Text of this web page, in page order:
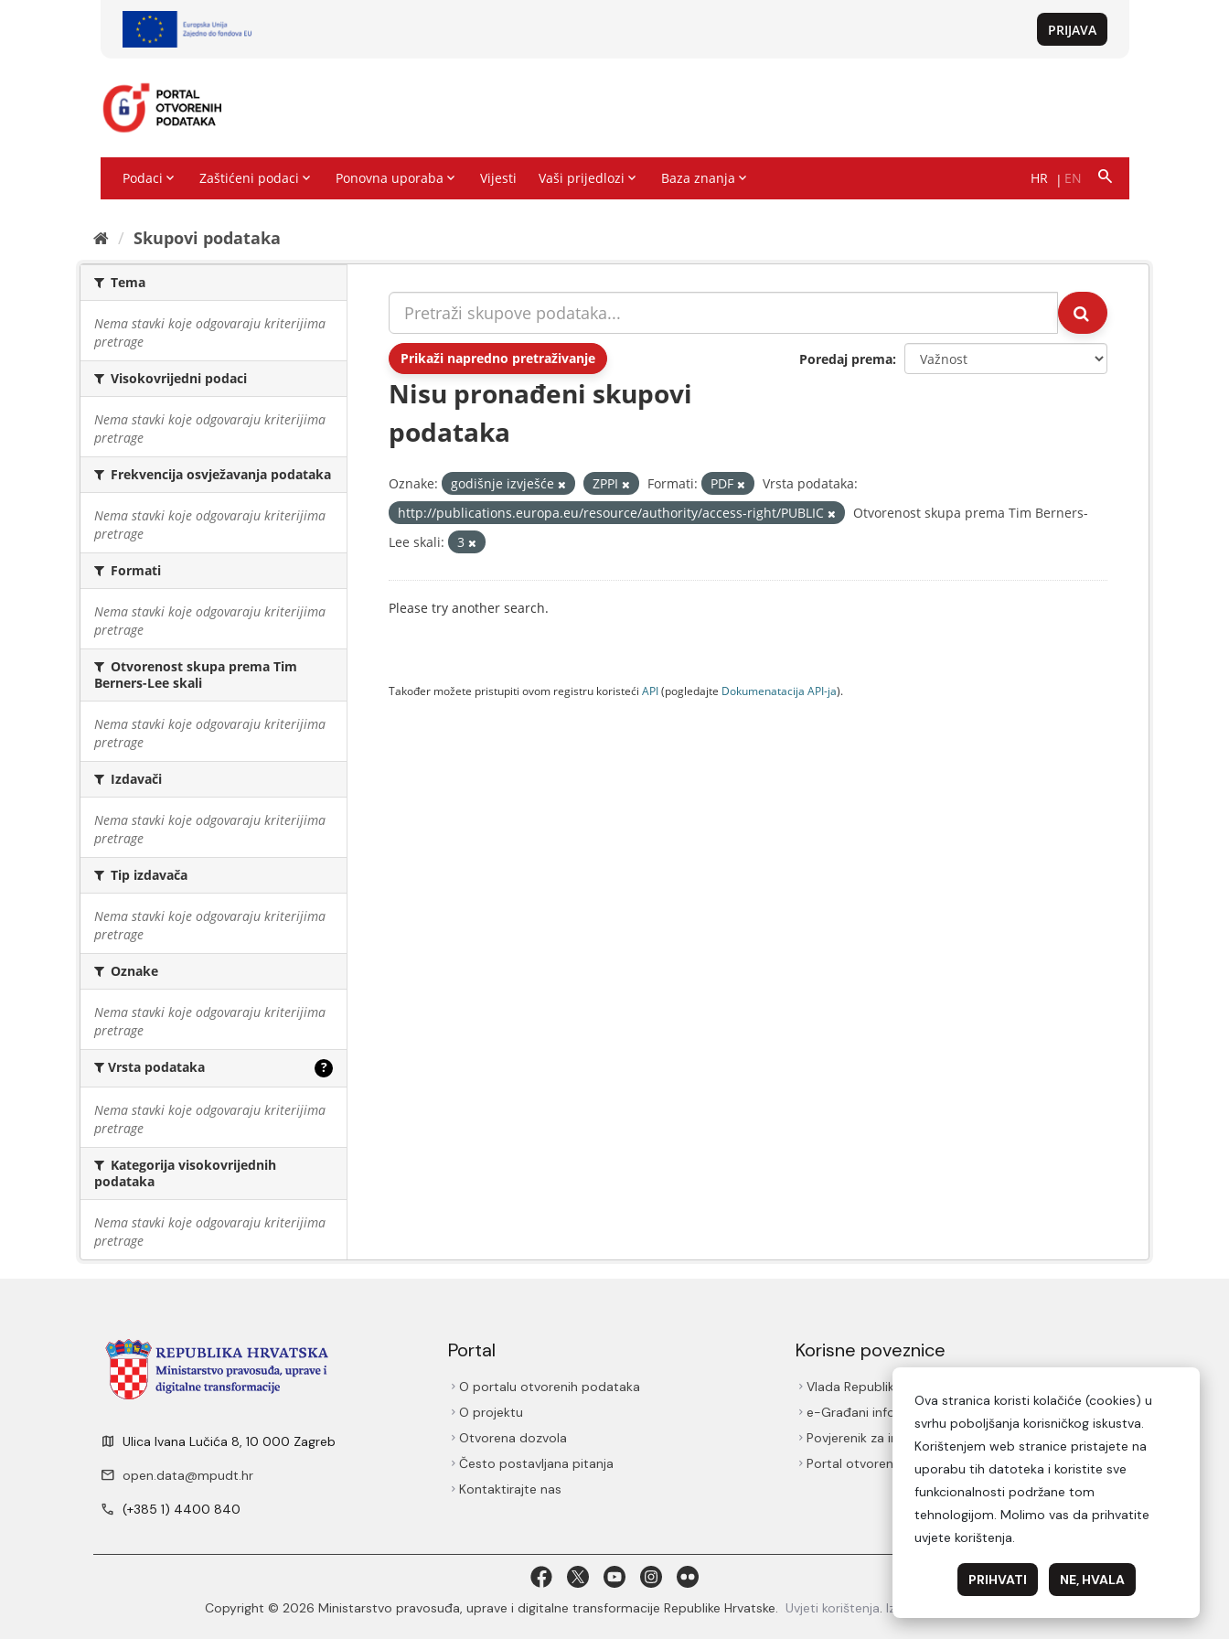
Skupovi podаtаkа
Tema
Nema stavki koje odgovaraju kriterijima
pretrage
Visokovrijedni podaci
Nema stavki koje odgovaraju kriterijima
pretrage
Frekvencija osvježavanja podataka
Nema stavki koje odgovaraju kriterijima
pretrage
Formati
Nema stavki koje odgovaraju kriterijima
pretrage
Otvorenost skupa prema Tim
Berners-Lee skali
Nema stavki koje odgovaraju kriterijima
pretrage
Izdavači
Nema stavki koje odgovaraju kriterijima
pretrage
Tip izdavača
Nema stavki koje odgovaraju kriterijima
pretrage
Oznake
Nema stavki koje odgovaraju kriterijima
pretrage
Vrsta podataka ?
Nema stavki koje odgovaraju kriterijima
pretrage
Kategorija visokovrijednih
podataka
Nema stavki koje odgovaraju kriterijima
pretrage
Prikaži napredno pretraživanje Poredaj prema
Nisu pronađeni skupovi
podataka
Oznake: godišnje izvješće ZPPI Formati: PDF
Vrsta podataka:
http://publications.europa.eu/resource/authority/access-right/PUBLIC
Otvorenost skupa prema Tim Berners-
Lee skali:
3
Please try another search.
Također možete pristupiti ovom registru koristeći API(pogledajte Dokumenаtаcijа API-jа).